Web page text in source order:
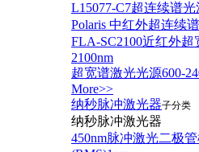
L15077-C7超连续谱光
Polaris 中红外超连续
FLA-SC2100近红外
2100nm
超宽谱激光光源600-
More>>
纳秒脉冲激光器子分类
纳秒脉冲激光器
450nm脉冲激光二极